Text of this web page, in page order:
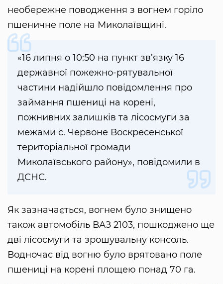
необережне поводження з вогнем горіло
пшеничне поле на Миколаївщині.
«16 липня о 10:50 на пункт зв’язку 16
державної пожежно-рятувальної
частини надійшло повідомлення про
займання пшениці на корені,
пожнивних залишків та лісосмуги за
межами с. Червоне Воскресенської
територіальної громади
Миколаївського району», повідомили в
ДСНС.
Як зазначається, вогнем було знищено
також автомобіль ВАЗ 2103, пошкоджено ще
дві лісосмуги та зрошувальну консоль.
Водночас від вогню було врятовано поле
пшениці на корені площею понад 70 га.